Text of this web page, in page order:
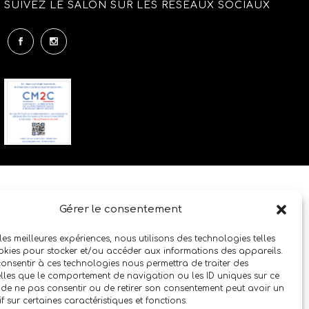
Gérer le consentement
meilleures expériences, nous utilisons des technologies telles
pour stocker et/ou accéder aux informations des appareils.
à ces technologies nous permettra de traiter des
que le comportement de navigation ou les ID uniques sur ce
de ne pas consentir ou de retirer son consentement peut avoir un
sur certaines caractéristiques et fonctions.
SUIVEZ LE SALON SUR LES RÉSEAUX SOCIAUX